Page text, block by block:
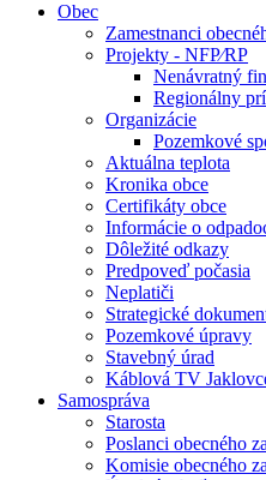
Obec
Zamestnanci
Projekty - NFP⁄RP
Nenávratný
Regionálny
Organizácie
Pozemkové
Aktuálna teplota
Kronika obce
Certifikáty obce
Informácie o
Dôležité odkazy
Predpoveď počasia
Neplatiči
Strategické
Pozemkové úpravy
Stavebný úrad
Káblová TV
Samospráva
Starosta
Poslanci obecného
Komisie obecného